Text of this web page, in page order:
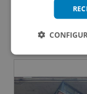
Consultar precio